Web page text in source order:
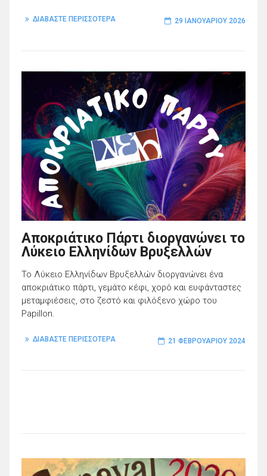
ΔΙΑΒΑΣΤΕ ΠΕΡΙΣΣΟΤΕΡΑ 29 ΙΑΝΟΥΑΡΊΟΥ 2026
Αποκριάτικο Πάρτι διοργανώνει το
Λύκειο Ελληνίδων Βρυξελλών
Το Λύκειο Ελληνίδων Βρυξελλών διοργανώνει ένα
αποκριάτικο πάρτι, γεμάτο κέφι, χορό και ευφάνταστες
μεταμφιέσεις, στο ζεστό και φιλόξενο χώρο του
Papillon.
ΔΙΑΒΑΣΤΕ ΠΕΡΙΣΣΟΤΕΡΑ 21 ΦΕΒΡΟΥΑΡΊΟΥ 2024